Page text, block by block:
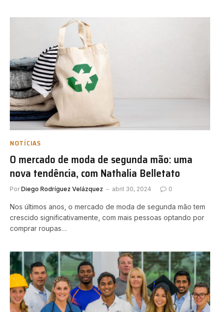
NOTÍCIAS
O mercado de moda de segunda mão: uma
nova tendência, com Nathalia Belletato
Por Diego Rodríguez Velázquez abril 30, 2024 0
Nos últimos anos, o mercado de moda de segunda mão tem
crescido significativamente, com mais pessoas optando por
comprar roupas…